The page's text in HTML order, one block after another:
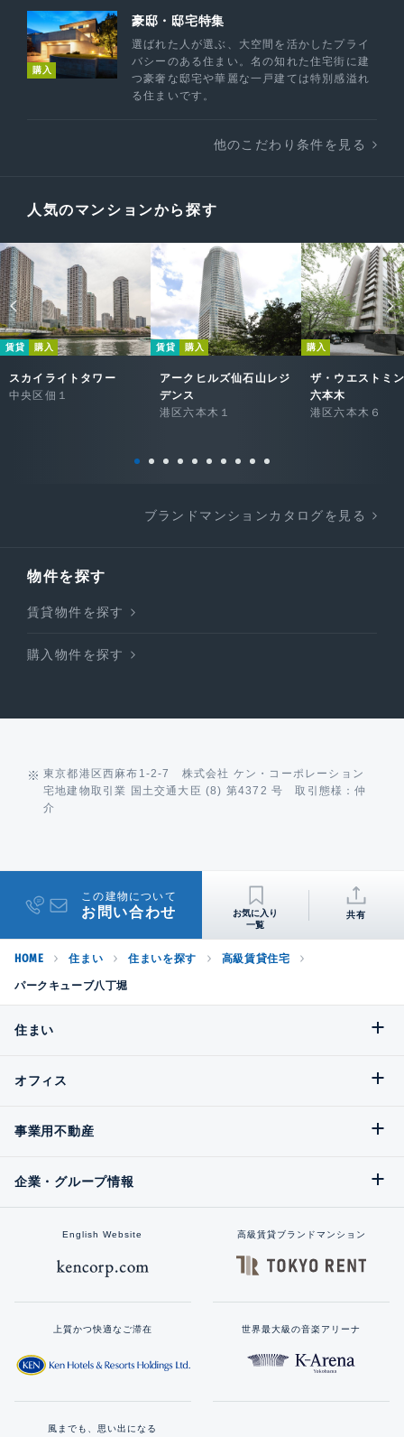
購入
豪邸・邸宅特集
選ばれた人が選ぶ、大空間を活かしたプライ
バシーのある住まい。名の知れた住宅街に建
つ豪奢な邸宅や華麗な一戸建ては特別感溢れ
る住まいです。
他のこだわり条件を見る
人気のマンションから探す
賃貸 購入
スカイライトタワー
中央区佃１
賃貸 購入
アークヒルズ仙石山レジ
デンス
港区六本木１
購入
ザ・ウエストミ
六本木
港区六本木６
ブランドマンションカタログを見る
物件を探す
賃貸物件を探す
購入物件を探す
東京都港区西麻布1-2-7 株式会社 ケン・コーポレーション
宅地建物取引業 国土交通大臣 (8) 第4372 号 取引態様：仲
介
この建物について
お問い合わせ 共有
HOME 住まい 住まいを探す 高級賃貸住宅
パークキューブ八丁堀
住まい
オフィス
事業用不動産
企業・グループ情報
English Website 高級賃貸ブランドマンション
上質かつ快適なご滞在 世界最大級の音楽アリーナ
風までも、思い出になる